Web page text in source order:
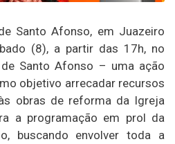
Santo Afonso, em Juazeiro
(8), a partir das 17h, no
Santo Afonso – uma ação
objetivo arrecadar recursos
obras de reforma da Igreja
a programação em prol da
buscando envolver toda a